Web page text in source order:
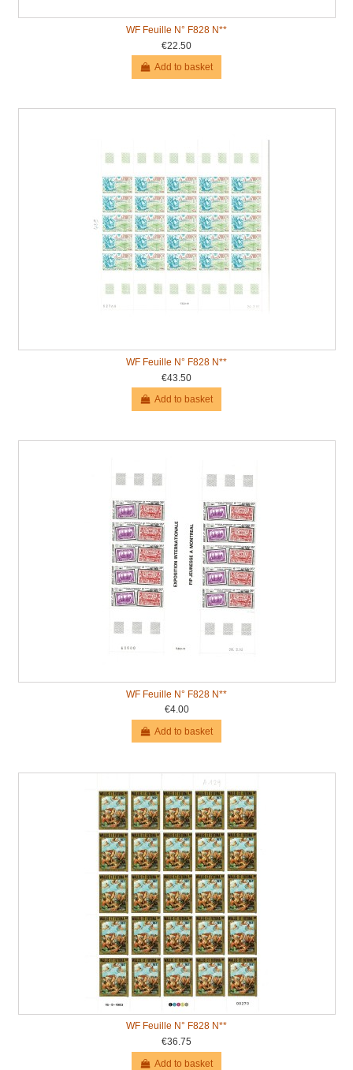
WF Feuille N° F828 N**
€22.50
Add to basket
WF Feuille N° F828 N**
€43.50
Add to basket
WF Feuille N° F828 N**
€4.00
Add to basket
WF Feuille N° F828 N**
€36.75
Add to basket